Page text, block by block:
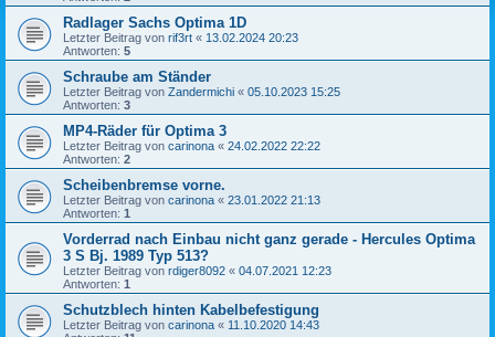
Radlager Sachs Optima 1D
Letzter Beitrag von rif3rt « 13.02.2024 20:23
Antworten: 5
Schraube am Ständer
Letzter Beitrag von Zandermichi « 05.10.2023 15:25
Antworten: 3
MP4-Räder für Optima 3
Letzter Beitrag von carinona « 24.02.2022 22:22
Antworten: 2
Scheibenbremse vorne.
Letzter Beitrag von carinona « 23.01.2022 21:13
Antworten: 1
Vorderrad nach Einbau nicht ganz gerade - Hercules Optima
3 S Bj. 1989 Typ 513?
Letzter Beitrag von rdiger8092 « 04.07.2021 12:23
Antworten: 1
Schutzblech hinten Kabelbefestigung
Letzter Beitrag von carinona « 11.10.2020 14:43